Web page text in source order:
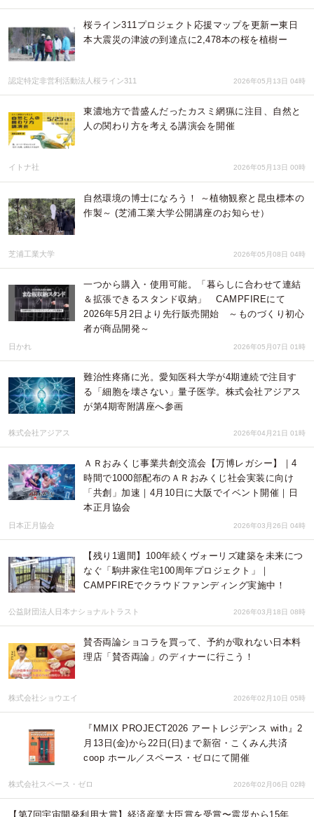
桜ライン311プロジェクト応援マップを更新ー東日
本大震災の津波の到達点に2,478本の桜を植樹ー
認定特定非営利活動法人桜ライン311 2026年05月13日 04時
東濃地方で昔盛んだったカスミ網猟に注目、自然と
人の関わり方を考える講演会を開催
イトナ社 2026年05月13日 00時
自然環境の博士になろう！ ～植物観察と昆虫標本の
作製～ (芝浦工業大学公開講座のお知らせ）
芝浦工業大学 2026年05月08日 04時
一つから購入・使用可能。「暮らしに合わせて連結
＆拡張できるスタンド収納」 CAMPFIREにて
2026年5月2日より先行販売開始 ～ものづくり初心
者が商品開発～
日かれ 2026年05月07日 01時
難治性疼痛に光。愛知医科大学が4期連続で注目す
る「細胞を壊さない」量子医学。株式会社アジアス
が第4期寄附講座へ参画
株式会社アジアス 2026年04月21日 01時
ＡＲおみくじ事業共創交流会【万博レガシー】｜4
時間で1000部配布のＡＲおみくじ社会実装に向け
「共創」加速｜4月10日に大阪でイベント開催｜日
本正月協会
日本正月協会 2026年03月26日 04時
【残り1週間】100年続くヴォーリズ建築を未来につ
なぐ「駒井家住宅100周年プロジェクト」｜
CAMPFIREでクラウドファンディング実施中！
公益財団法人日本ナショナルトラスト 2026年03月18日 08時
賛否両論ショコラを買って、予約が取れない日本料
理店「賛否両論」のディナーに行こう！
株式会社ショウエイ 2026年02月10日 05時
『MMIX PROJECT2026 アートレジデンス with』2
月13日(金)から22日(日)まで新宿・こくみん共済
coop ホール／スペース・ゼロにて開催
株式会社スペース・ゼロ 2026年02月06日 02時
【第7回宇宙開発利用大賞】経済産業大臣賞を受賞〜震災から15年、